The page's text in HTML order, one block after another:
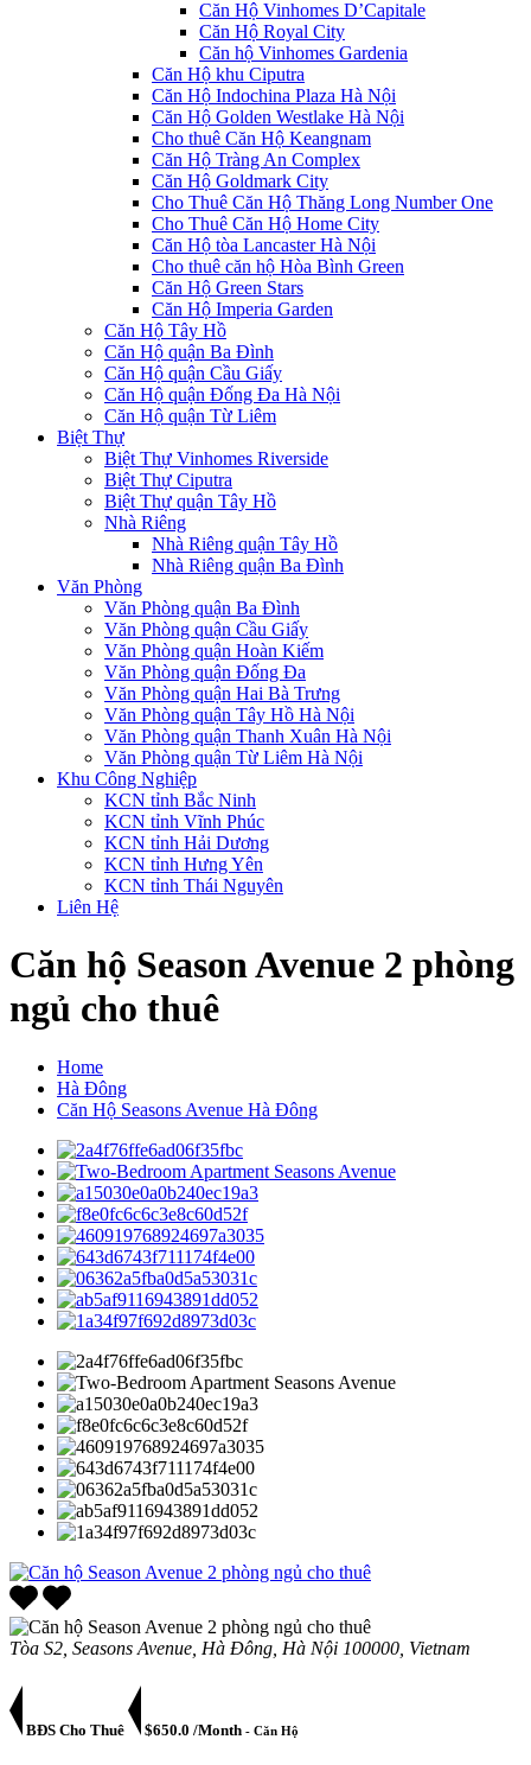
Căn Hộ Vinhomes D’Capitale
Căn Hộ Royal City
Căn hộ Vinhomes Gardenia
Căn Hộ khu Ciputra
Căn Hộ Indochina Plaza Hà Nội
Căn Hộ Golden Westlake Hà Nội
Cho thuê Căn Hộ Keangnam
Căn Hộ Tràng An Complex
Căn Hộ Goldmark City
Cho Thuê Căn Hộ Thăng Long Number One
Cho Thuê Căn Hộ Home City
Căn Hộ tòa Lancaster Hà Nội
Cho thuê căn hộ Hòa Bình Green
Căn Hộ Green Stars
Căn Hộ Imperia Garden
Căn Hộ Tây Hồ
Căn Hộ quận Ba Đình
Căn Hộ quận Cầu Giấy
Căn Hộ quận Đống Đa Hà Nội
Căn Hộ quận Từ Liêm
Biệt Thự
Biệt Thự Vinhomes Riverside
Biệt Thự Ciputra
Biệt Thự quận Tây Hồ
Nhà Riêng
Nhà Riêng quận Tây Hồ
Nhà Riêng quận Ba Đình
Văn Phòng
Văn Phòng quận Ba Đình
Văn Phòng quận Cầu Giấy
Văn Phòng quận Hoàn Kiếm
Văn Phòng quận Đống Đa
Văn Phòng quận Hai Bà Trưng
Văn Phòng quận Tây Hồ Hà Nội
Văn Phòng quận Thanh Xuân Hà Nội
Văn Phòng quận Từ Liêm Hà Nội
Khu Công Nghiệp
KCN tỉnh Bắc Ninh
KCN tỉnh Vĩnh Phúc
KCN tỉnh Hải Dương
KCN tỉnh Hưng Yên
KCN tỉnh Thái Nguyên
Liên Hệ
Căn hộ Season Avenue 2 phòng
ngủ cho thuê
Home
Hà Đông
Căn Hộ Seasons Avenue Hà Đông
Tòa S2, Seasons Avenue, Hà Đông, Hà Nội 100000, Vietnam
BĐS Cho Thuê $650.0 /Month - Căn Hộ